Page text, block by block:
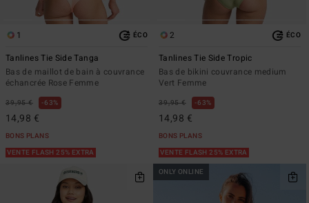
1 ÉCO
Tanlines Tie Side Tanga
Bas de maillot de bain à couvrance
échancrée Rose Femme
39,95 € 63%
14,98 €
BONS PLANS
VENTE FLASH 25% EXTRA
2 ÉCO
Tanlines Tie Side Tropic
Bas de bikini couvrance medium
Vert Femme
39,95 € 63%
14,98 €
BONS PLANS
VENTE FLASH 25% EXTRA
ONLY ONLINE